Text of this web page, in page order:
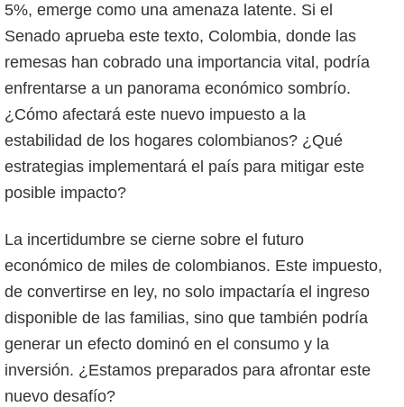
5%, emerge como una amenaza latente. Si el
Senado aprueba este texto, Colombia, donde las
remesas han cobrado una importancia vital, podría
enfrentarse a un panorama económico sombrío.
¿Cómo afectará este nuevo impuesto a la
estabilidad de los hogares colombianos? ¿Qué
estrategias implementará el país para mitigar este
posible impacto?
La incertidumbre se cierne sobre el futuro
económico de miles de colombianos. Este impuesto,
de convertirse en ley, no solo impactaría el ingreso
disponible de las familias, sino que también podría
generar un efecto dominó en el consumo y la
inversión. ¿Estamos preparados para afrontar este
nuevo desafío?